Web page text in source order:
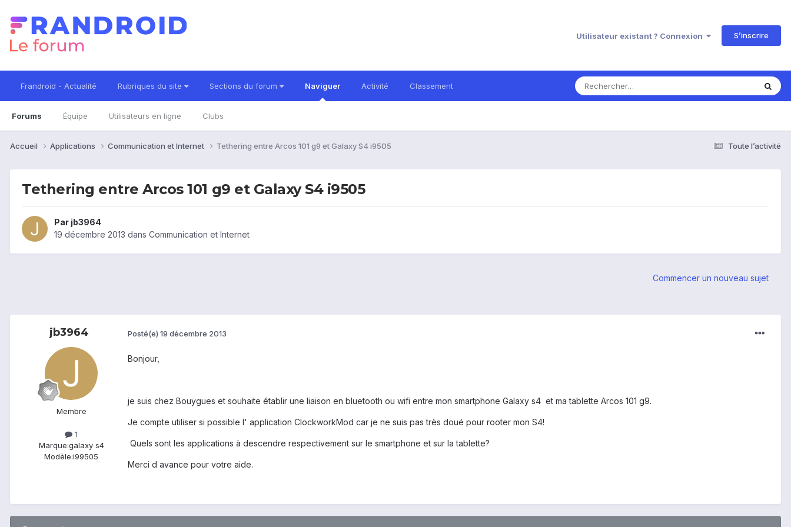
Utilisateur existant ? Connexion S’inscrire
Frandroid - Actualité Rubriques du site Sections du forum Naviguer
Forums Équipe Utilisateurs en ligne Clubs
Activité Classement
Toute l’activité
Accueil Applications Communication et Internet Tethering entre Arcos 101 g9 et Galaxy S4 i9505
Tethering entre Arcos 101 g9 et Galaxy S4 i9505
Par jb3964
19 décembre 2013 dans Communication et Internet
Commencer un nouveau sujet
jb3964
Membre
1
Marque:galaxy s4
Modèle:i99505
Posté(e) 19 décembre 2013
Bonjour,
je suis chez Bouygues et souhaite établir une liaison en bluetooth ou wifi entre mon smartphone Galaxy s4 et ma tablette Arcos 101 g9.
Je compte utiliser si possible l' application ClockworkMod car je ne suis pas très doué pour rooter mon S4!
Quels sont les applications à descendre respectivement sur le smartphone et sur la tablette?
Merci d avance pour votre aide.